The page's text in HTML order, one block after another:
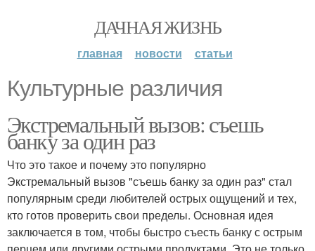
ДАЧНАЯ ЖИЗНЬ
главная новости статьи
Культурные различия
Экстремальный вызов: съешь
банку за один раз
Что это такое и почему это популярно
Экстремальный вызов "съешь банку за один раз" стал
популярным среди любителей острых ощущений и тех,
кто готов проверить свои пределы. Основная идея
заключается в том, чтобы быстро съесть банку с острым